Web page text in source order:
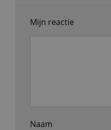
Mijn reactie
Naam